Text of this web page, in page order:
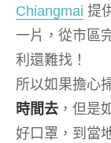
Chiangmai 提
一片，從市區
利還難找！
所以如果擔心
時間去 ，但是
好口罩，到當